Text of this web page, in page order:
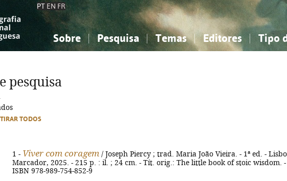
PT EN FR
Sobre Pesquisa Temas
Ciências sociais...
Editores Tipo
Ciências sociais...
pesquisa
TODOS
1 - Viver com coragem / Joseph Piercy ; trad. Maria João Vieira. - 1ª ed. -
Marcador, 2025. - 215 p. : il. ; 24 cm. - Tít. orig.: The little book of stoic wisdom. -
ISBN 978-989-754-852-9